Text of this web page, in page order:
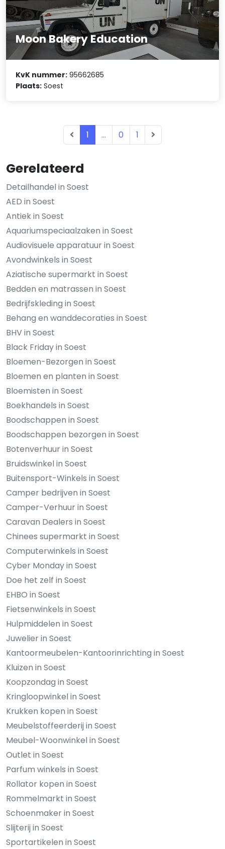
Gerelateerd
Detailhandel in Soest
AED in Soest
Antiek in Soest
Aquariumspeciaalzaken in Soest
Audiovisuele apparatuur in Soest
Avondwinkels in Soest
Aziatische supermarkt in Soest
Bedden en matrassen in Soest
Bedrijfskleding in Soest
Behang en wanddecoraties in Soest
BHV in Soest
Black Friday in Soest
Bloemen-Bezorgen in Soest
Bloemen en planten in Soest
Bloemisten in Soest
Boekhandels in Soest
Boodschappen in Soest
Boodschappen bezorgen in Soest
Botenverhuur in Soest
Bruidswinkel in Soest
Buitensport-Winkels in Soest
Camper bedrijven in Soest
Camper-Verhuur in Soest
Caravan Dealers in Soest
Chinees supermarkt in Soest
Computerwinkels in Soest
Cyber Monday in Soest
Doe het zelf in Soest
EHBO in Soest
Fietsenwinkels in Soest
Hulpmiddelen in Soest
Juwelier in Soest
Kantoormeubelen-Kantoorinrichting in Soest
Kluizen in Soest
Koopzondag in Soest
Kringloopwinkel in Soest
Krukken kopen in Soest
Meubelstoffeerderij in Soest
Meubel-Woonwinkel in Soest
Outlet in Soest
Parfum winkels in Soest
Rollator kopen in Soest
Rommelmarkt in Soest
Schoenmaker in Soest
Slijterij in Soest
Sportartikelen in Soest
Moon Bakery Education
KvK nummer: 95662685
Plaats: Soest
1 ... 0 1